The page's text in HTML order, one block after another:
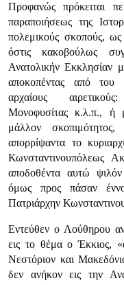
Προφανώς πρόκειται
παραποιήσεως της
πολεμικούς σκοπούς, ως
όστις κακοβούλως
Ανατολικήν Εκκλησίαν
αποκοπέντας από του
αρχαίους
Μονοφυσίτας κ.λ.π., ή
μάλλον
απορρίψαντα το
Κωνσταντινουπόλεως
αποδοθέντα αυτώ
όμως προς πάσαν
Πατριάρχην
Εντεύθεν ο Λούθηρου
εις το θέμα ο Έκκιος,
Νεστόριον και
δεν ανήκον εις την